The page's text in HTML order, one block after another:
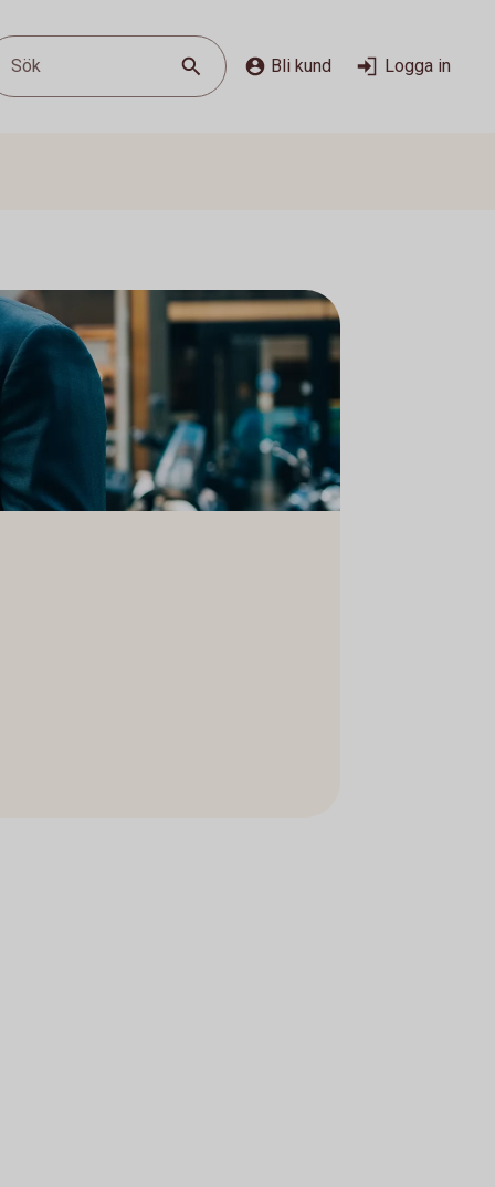
Sök Bli kund Logga in